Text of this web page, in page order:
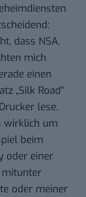
dass NSA,
mich
einen
„Silk Road“
lese.
wirklich um
beim
oder einer
mitunter
oder meiner